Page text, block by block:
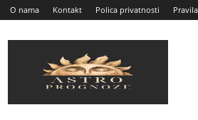
O nama Kontakt Polica privatnosti
Prognoze